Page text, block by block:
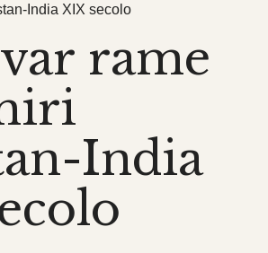
India XIX secolo
rame
India